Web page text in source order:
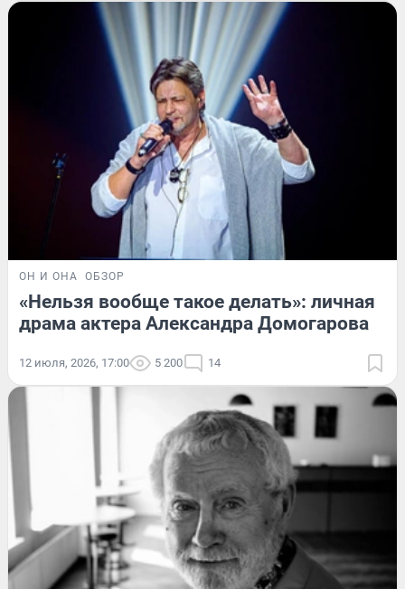
ОН И ОНА ОБЗОР
«Нельзя вообще такое делать»: личная
драма актера Александра Домогарова
12 июля, 2026, 17:00 5 200 14